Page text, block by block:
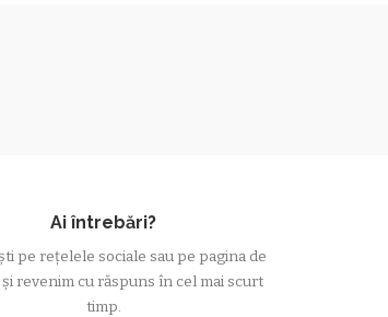
Ai întrebări?
pe rețelele sociale sau pe pagina de
revenim cu răspuns în cel mai scurt
timp.